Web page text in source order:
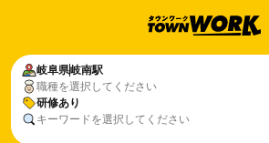
岐阜県岐南駅
職種を選択してください
研修あり
キーワードを選択してください